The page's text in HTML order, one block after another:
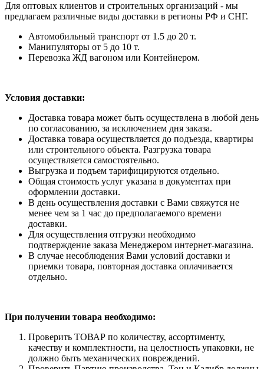
Для оптовых клиентов и строительных организаций - мы
предлагаем различные виды доставки в регионы РФ и СНГ.
Автомобильный транспорт от 1.5 до 20 т.
Манипуляторы от 5 до 10 т.
Перевозка ЖД вагоном или Контейнером.
Условия доставки:
Доставка товара может быть осуществлена в любой день
по согласованию, за исключением дня заказа.
Доставка товара осуществляется до подъезда, квартиры
или строительного объекта. Разгрузка товара
осуществляется самостоятельно.
Выгрузка и подъем тарифицируются отдельно.
Общая стоимость услуг указана в документах при
оформлении доставки.
В день осуществления доставки с Вами свяжутся не
менее чем за 1 час до предполагаемого времени
доставки.
Для осуществления отгрузки необходимо
подтверждение заказа Менеджером интернет-магазина.
В случае несоблюдения Вами условий доставки и
приемки товара, повторная доставка оплачивается
отдельно.
При получении товара необходимо:
Проверить ТОВАР по количеству, ассортименту,
качеству и комплектности, на целостность упаковки, не
должно быть механических повреждений.